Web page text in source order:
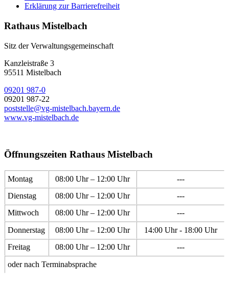
Erklärung zur Barrierefreiheit
Rathaus Mistelbach
Sitz der Verwaltungsgemeinschaft
Kanzleistraße 3
95511 Mistelbach
09201 987-0
09201 987-22
poststelle@vg-mistelbach.bayern.de
www.vg-mistelbach.de
Öffnungszeiten Rathaus Mistelbach
Montag 08:00 Uhr – 12:00 Uhr
---
Dienstag
08:00 Uhr – 12:00 Uhr
---
Mittwoch
08:00 Uhr – 12:00 Uhr
---
Donnerstag
08:00 Uhr – 12:00 Uhr
14:00 Uhr - 18:00 Uhr
Freitag
08:00 Uhr – 12:00 Uhr
---
oder nach Terminabsprache